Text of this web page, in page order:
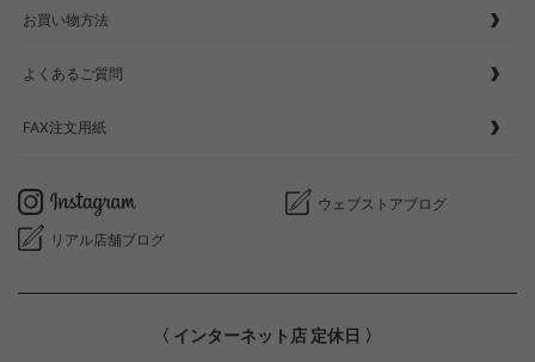
お買い物方法
よくあるご質問
FAX注文用紙
ウェブストアブログ
リアル店舗ブログ
〈 インターネット店 定休日 〉